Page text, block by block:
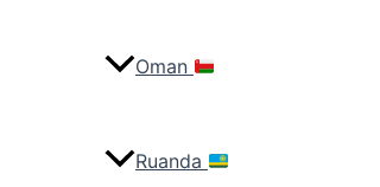
Oman
Ruanda